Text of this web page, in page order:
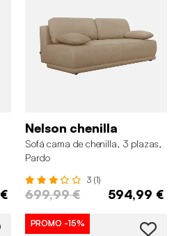
Nelson chenilla
Sofá cama de chenilla, 3 plazas,
Pardo
3 (1)
699,99 € 594,99 €
PROMO -15%